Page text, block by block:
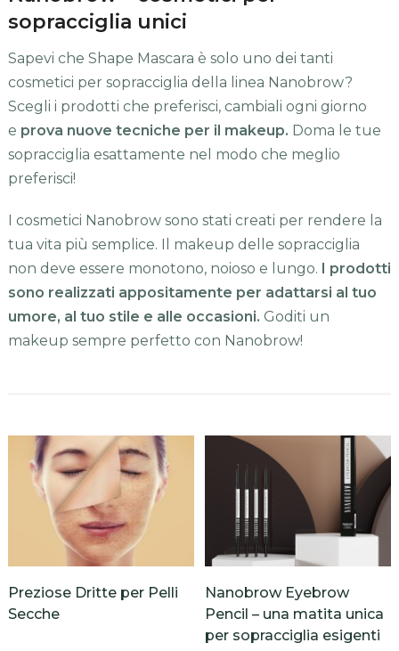
sopracciglia unici
Sapevi che Shape Mascara è solo uno dei tanti
cosmetici per sopracciglia della linea Nanobrow?
Scegli i prodotti che preferisci, cambiali ogni giorno
e prova nuove tecniche per il makeup. Doma le tue
sopracciglia esattamente nel modo che meglio
preferisci!
I cosmetici Nanobrow sono stati creati per rendere la
tua vita più semplice. Il makeup delle sopracciglia
non deve essere monotono, noioso e lungo. I prodotti
sono realizzati appositamente per adattarsi al tuo
umore, al tuo stile e alle occasioni. Goditi un
makeup sempre perfetto con Nanobrow!
Preziose Dritte per Pelli
Secche
Nanobrow Eyebrow
Pencil – una matita unica
per sopracciglia esigenti